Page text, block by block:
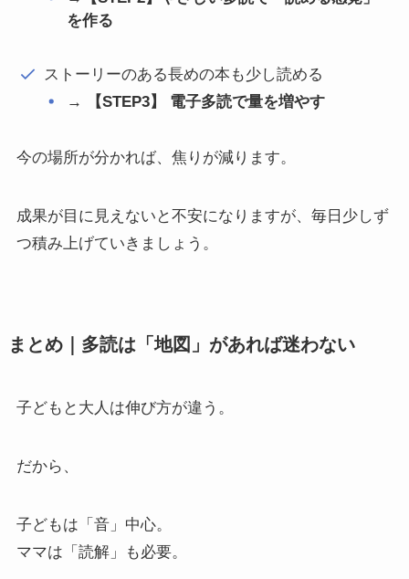
を作る
ストーリーのある長めの本も少し読める
→ 【STEP3】 電子多読で量を増やす
今の場所が分かれば、焦りが減ります。
成果が目に見えないと不安になりますが、毎日少しず
つ積み上げていきましょう。
まとめ｜多読は「地図」があれば迷わない
子どもと大人は伸び方が違う。
だから、
子どもは「音」中心。
ママは「読解」も必要。